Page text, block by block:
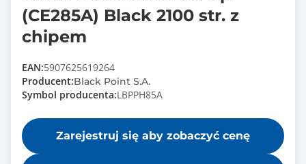
(CE285A) Black 2100 str. z
chipem
EAN:5907625619264
Producent:Black Point S.A.
Symbol producenta:LBPPH85A
Zarejestruj się aby zobaczyć cenę